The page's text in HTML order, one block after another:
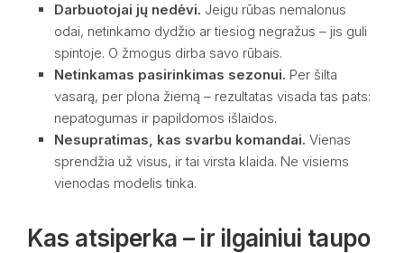
Darbuotojai jų nedėvi. Jeigu rūbas nemalonus
odai, netinkamo dydžio ar tiesiog negražus – jis guli
spintoje. O žmogus dirba savo rūbais.
Netinkamas pasirinkimas sezonui. Per šilta
vasarą, per plona žiemą – rezultatas visada tas pats:
nepatogumas ir papildomos išlaidos.
Nesupratimas, kas svarbu komandai. Vienas
sprendžia už visus, ir tai virsta klaida. Ne visiems
vienodas modelis tinka.
Kas atsiperka – ir ilgainiui taupo